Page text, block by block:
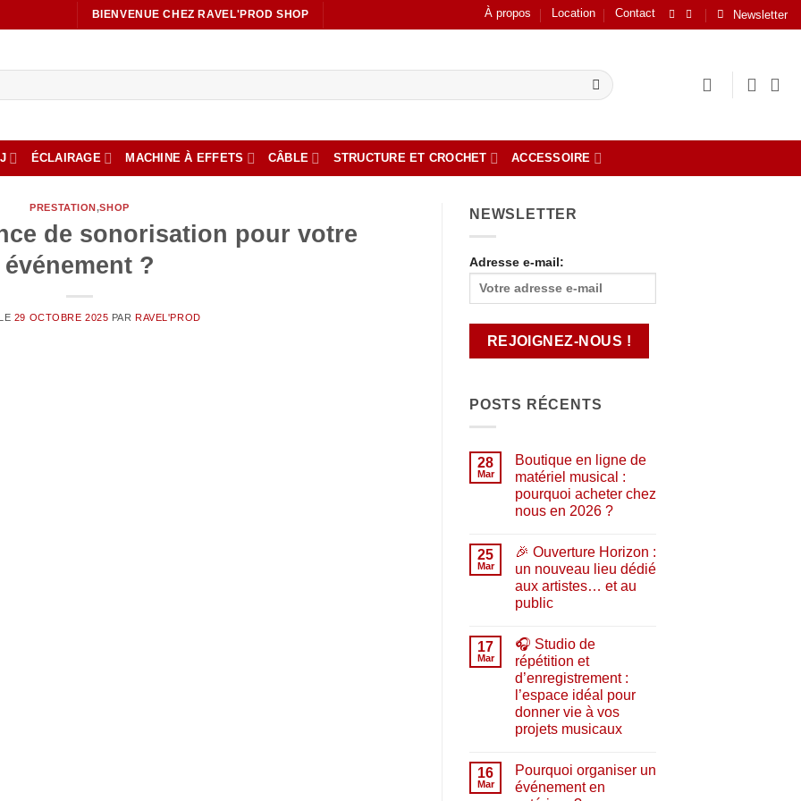
BIENVENUE CHEZ RAVEL'PROD SHOP À propos Location Contact Newsletter
ÉCLAIRAGE MACHINE À EFFETS CÂBLE STRUCTURE ET CROCHET ACCESSOIRE
PRESTATION,SHOP
de sonorisation pour votre
événement ?
29 OCTOBRE 2025 PARRAVEL'PROD
NEWSLETTER
Adresse e-mail:
POSTS RÉCENTS
28
Mar
Boutique en ligne de
matériel musical :
pourquoi acheter chez
nous en 2026 ?
sur
en
ligne
de
matériel
pourquoi
acheter
chez
nous
en
2026
?
25
Mar
🎉 Ouverture Horizon :
un nouveau lieu dédié
aux artistes… et au
public
sur
🎉
Ouverture
Horizon
un
nouveau
lieu
dédié
et
au
public
17
Mar
🎧 Studio de
répétition et
d’enregistrement :
l’espace idéal pour
donner vie à vos
projets musicaux
sur
🎧
Studio
16
Mar
Pourquoi organiser un
événement en